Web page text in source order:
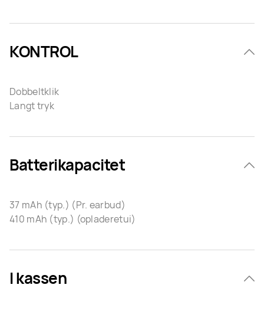
KONTROL
Dobbeltklik
Langt tryk
Batterikapacitet
37 mAh (typ.) (Pr. earbud)
410 mAh (typ.) (opladeretui)
I kassen